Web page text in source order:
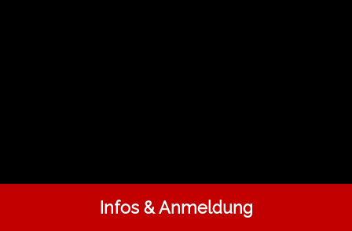
Infos & Anmeldung